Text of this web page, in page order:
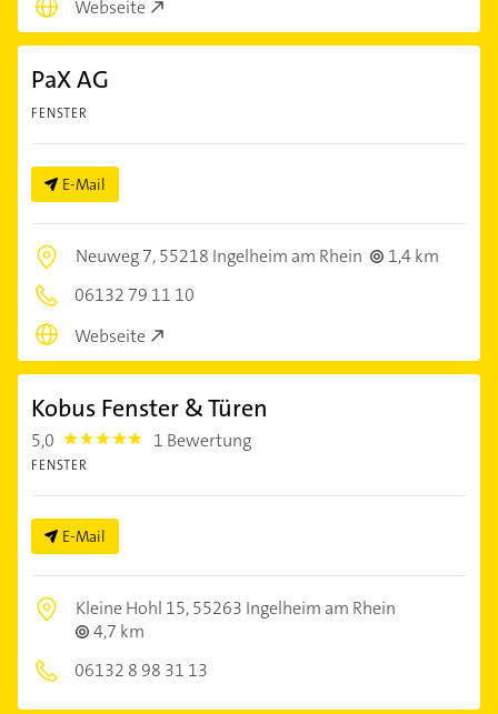
Webseite
PaX AG
FENSTER
E-Mail
Neuweg 7,55218 Ingelheim am Rhein
1,4 km
06132 79 11 10
Webseite
Kobus Fenster & Türen
5,0 5.0 1 Bewertung
FENSTER
E-Mail
Kleine Hohl 15,55263 Ingelheim am Rhein
4,7 km
06132 8 98 31 13